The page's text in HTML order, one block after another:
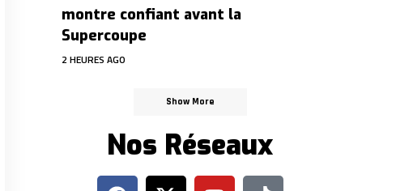
montre confiant avant la
Supercoupe
2 HEURES AGO
Show More
Nos Réseaux